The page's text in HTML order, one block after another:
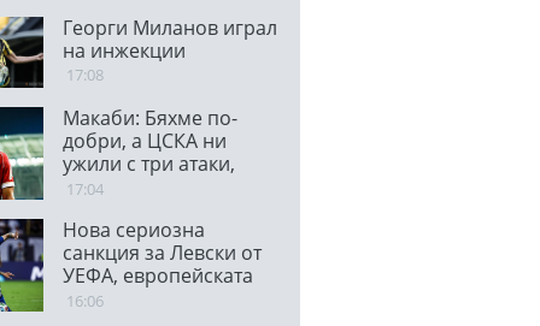
Георги Миланов играл
на инжекции
17:08
Макаби: Бяхме по-
добри, а ЦСКА ни
ужили с три атаки,
отиваме да направим
17:04
Нова сериозна
санкция за Левски от
УЕФА, европейската
централа не одобри
16:06